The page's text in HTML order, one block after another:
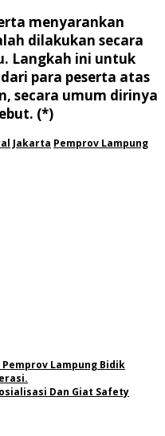
menyarankan
dilakukan secara
Langkah ini untuk
para peserta atas
secara umum dirinya
(*)
Jakarta Pemprov Lampung
Pemprov Lampung Bidik
Dan Giat Safety